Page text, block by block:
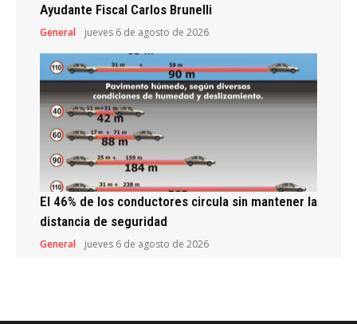
Ayudante Fiscal Carlos Brunelli
General jueves 6 de agosto de 2026
El 46% de los conductores circula sin mantener la
distancia de seguridad
General jueves 6 de agosto de 2026